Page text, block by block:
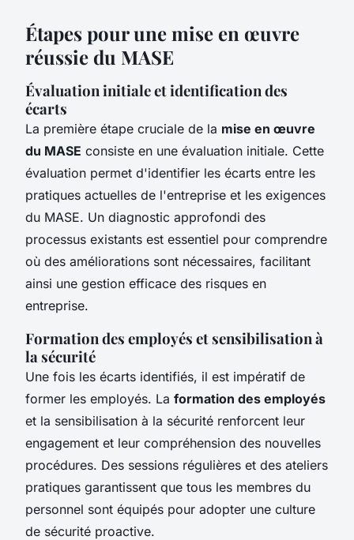
Étapes pour une mise en œuvre
réussie du MASE
Évaluation initiale et identification des
écarts
La première étape cruciale de la mise en œuvre
du MASE consiste en une évaluation initiale. Cette
évaluation permet d'identifier les écarts entre les
pratiques actuelles de l'entreprise et les exigences
du MASE. Un diagnostic approfondi des
processus existants est essentiel pour comprendre
où des améliorations sont nécessaires, facilitant
ainsi une gestion efficace des risques en
entreprise.
Formation des employés et sensibilisation à
la sécurité
Une fois les écarts identifiés, il est impératif de
former les employés. La formation des employés
et la sensibilisation à la sécurité renforcent leur
engagement et leur compréhension des nouvelles
procédures. Des sessions régulières et des ateliers
pratiques garantissent que tous les membres du
personnel sont équipés pour adopter une culture
de sécurité proactive.